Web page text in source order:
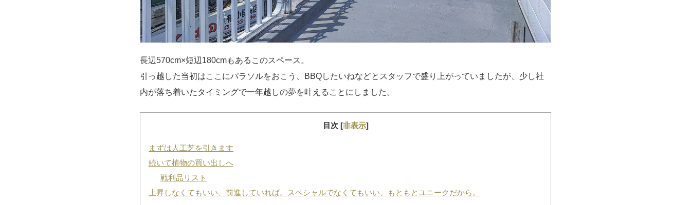
長辺570cm×短辺180cmもあるこのスペース。
引っ越した当初はここにパラソルをおこう、BBQしたいねなどとスタッフで盛り上がっていましたが、少し社
内が落ち着いたタイミングで一年越しの夢を叶えることにしました。
目次 [非表示]
まずは人工芝を引きます
続いて植物の買い出しへ
戦利品リスト
上昇しなくてもいい、前進していれば。スペシャルでなくてもいい、もともとユニークだから。